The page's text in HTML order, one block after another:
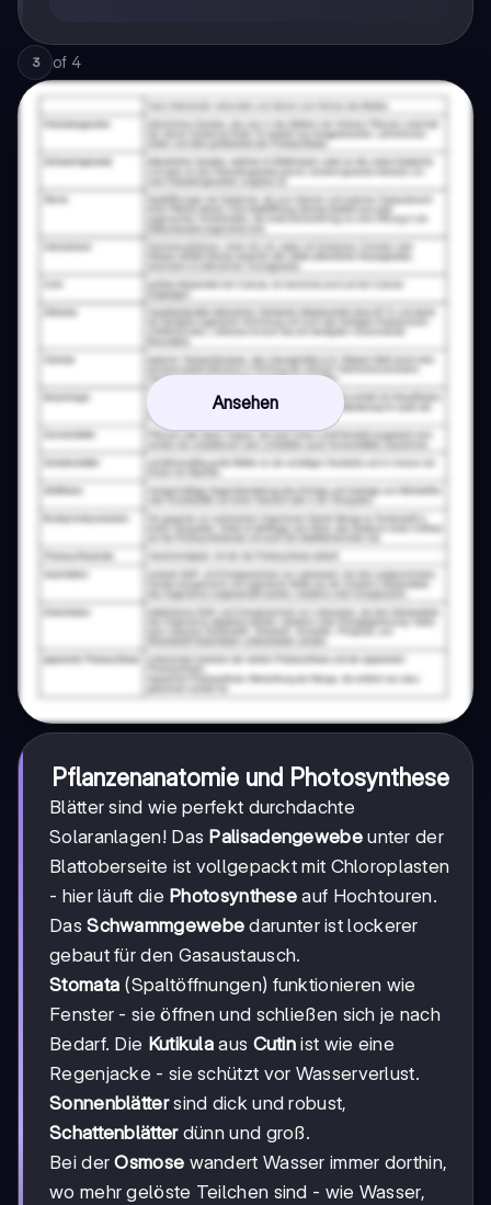
3 of 4
Ansehen
Pflanzenanatomie und Photosynthese
Blätter sind wie perfekt durchdachte
Solaranlagen! Das Palisadengewebeunter der
Blattoberseite ist vollgepackt mit Chloroplasten
- hier läuft die Photosynthese auf Hochtouren.
DasSchwammgewebe darunter ist lockerer
gebaut für den Gasaustausch.
Stomata (Spaltöffnungen) funktionieren wie
Fenster - sie öffnen und schließen sich je nach
Bedarf. Die Kutikula aus Cutin ist wie eine
Regenjacke - sie schützt vor Wasserverlust.
Sonnenblättersind dick und robust,
Schattenblätterdünn und groß.
Bei derOsmose wandert Wasser immer dorthin,
wo mehr gelöste Teilchen sind - wie Wasser,